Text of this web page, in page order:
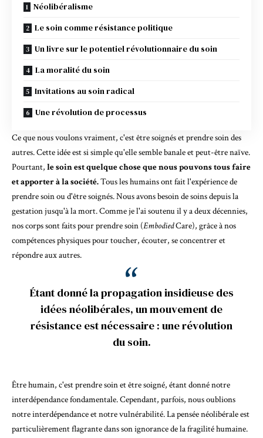
Néolibéralisme
Le soin comme résistance politique
Un livre sur le potentiel révolutionnaire du soin
La moralité du soin
Invitations au soin radical
Une révolution de processus
Ce que nous voulons vraiment, c'est être soignés et prendre soin des
autres. Cette idée est si simple qu'elle semble banale et peut-être naïve.
Pourtant, le soin est quelque chose que nous pouvons tous faire
et apporter à la société.Tous les humains ont fait l'expérience de
prendre soin ou d'être soignés. Nous avons besoin de soins depuis la
gestation jusqu'à la mort. Comme je l'ai soutenu il y a deux décennies,
nos corps sont faits pour prendre soin (EmbodiedCare), grâce à nos
compétences physiques pour toucher, écouter, se concentrer et
répondre aux autres.
Étant donné la propagation insidieuse des
idées néolibérales, un mouvement de
résistance est nécessaire : une révolution
du soin.
Être humain, c'est prendre soin et être soigné, étant donné notre
interdépendance fondamentale. Cependant, parfois, nous oublions
notre interdépendance et notre vulnérabilité. La pensée néolibérale est
particulièrement flagrante dans son ignorance de la fragilité humaine.